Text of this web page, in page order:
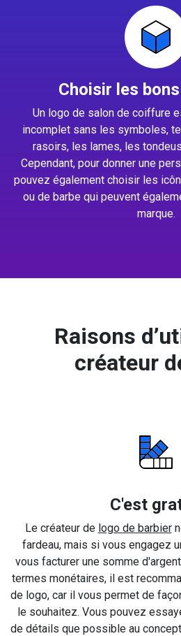
Choisir les
Un logo de salon de coiffure
incomplet sans les symboles,
rasoirs, les lames, les
Cependant, pour donner une
pouvez également choisir les
ou de barbe qui peuvent
marque.
Raisons
créateur
C'est
Le créateur de logo de barbier
fardeau, mais si vous engagez
vous facturer une somme
termes monétaires, il est
de logo, car il vous permet de
le souhaitez. Vous pouvez
de détails que possible au